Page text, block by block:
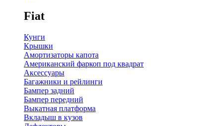
Fiat
Кунги
Крышки
Амортизаторы капота
Американский фаркоп под квадрат
Аксессуары
Багажники и рейлинги
Бампер задний
Бампер передний
Выкатная платформа
Вкладыш в кузов